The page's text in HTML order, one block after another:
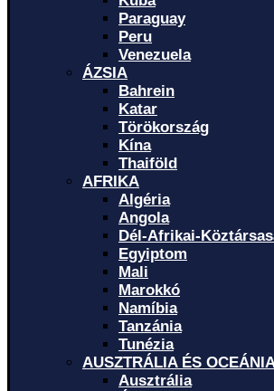
Paraguay
Peru
Venezuela
ÁZSIA
Bahrein
Katar
Törökország
Kína
Thaiföld
AFRIKA
Algéria
Angola
Dél-Afrikai-
Egyiptom
Mali
Marokkó
Namíbia
Tanzánia
Tunézia
AUSZTRÁLIA ÉS
Ausztrália